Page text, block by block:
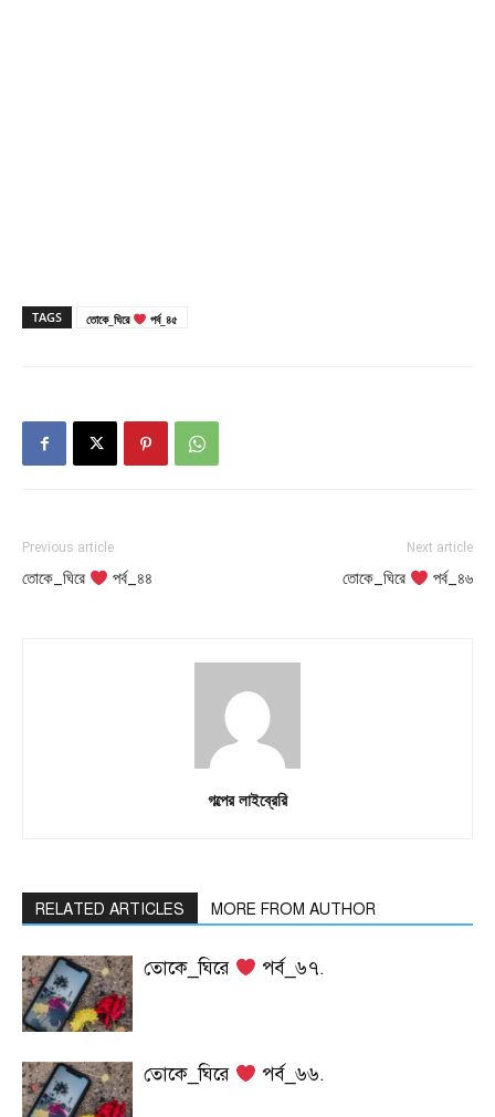
TAGS তোকে_ঘিরে পর্ব_৪৫
Previous article
তোকে_ঘিরে পর্ব_৪৪
Next article
তোকে_ঘিরে পর্ব_৪৬
গল্পের লাইব্রেরি
RELATED ARTICLES MORE FROM AUTHOR
তোকে_ঘিরে পর্ব_৬৭.
তোকে_ঘিরে পর্ব_৬৬.